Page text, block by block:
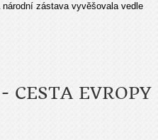
zástava vyvěšovala vedle
CESTA EVROPY